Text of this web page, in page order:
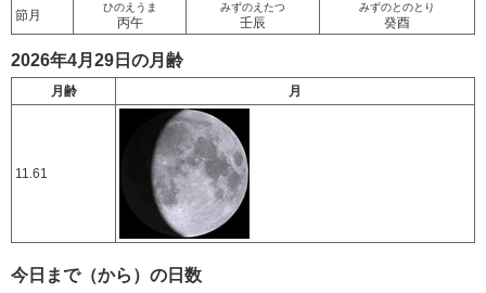
節月
ひのえうま
丙午
みずのえたつ
壬辰
みずのとのとり
癸酉
2026年4月29日の月齢
月齢 月
11.61
今日まで（から）の日数